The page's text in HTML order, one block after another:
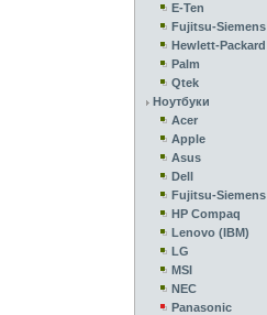
E-Ten
Fujitsu-Siemens
Hewlett-Packard
Palm
Qtek
Ноутбуки
Acer
Apple
Asus
Dell
Fujitsu-Siemens
HP Compaq
Lenovo (IBM)
LG
MSI
NEC
Panasonic